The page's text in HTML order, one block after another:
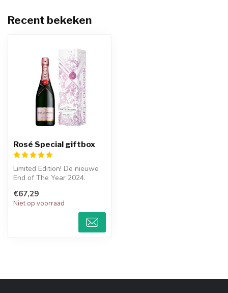
Recent bekeken
Rosé Special giftbox
Limited Edition! De nieuwe
End of The Year 2024.
geschenkver...
€67,29
Niet op voorraad